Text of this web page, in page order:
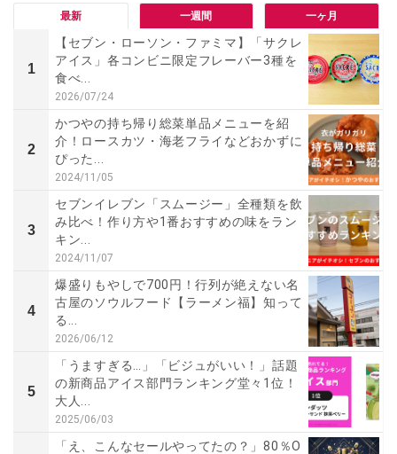
最新 一週間 一ヶ月
1
【セブン・ローソン・ファミマ】「サクレ
アイス」各コンビニ限定フレーバー3種を
食べ...
2026/07/24
2
かつやの持ち帰り総菜単品メニューを紹
介！ロースカツ・海老フライなどおかずに
ぴった...
2024/11/05
3
セブンイレブン「スムージー」全種類を飲
み比べ！作り方や1番おすすめの味をラン
キン...
2024/11/07
4
爆盛りもやしで700円！行列が絶えない名
古屋のソウルフード【ラーメン福】知って
る...
2026/06/12
5
「うますぎる…」「ビジュがいい！」話題
の新商品アイス部門ランキング堂々1位！
大人...
2025/06/03
「え、こんなセールやってたの？」80％O